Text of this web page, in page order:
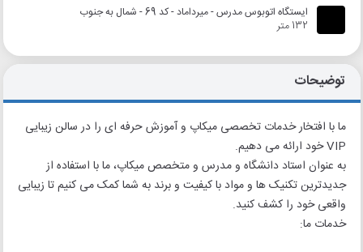
ایستگاه اتوبوس مدرس - میرداماد - کد 69 - شمال به جنوب
132 متر
توضیحات
ما با افتخار خدمات تخصصی میکاپ و آموزش حرفه ای را در سالن زیبایی
VIP خود ارائه می دهیم.
به عنوان استاد دانشگاه و مدرس و متخصص میکاپ، ما با استفاده از
جدیدترین تکنیک ها و مواد با کیفیت و برند به شما کمک می کنیم تا زیبایی
واقعی خود را کشف کنید.
خدمات ما: